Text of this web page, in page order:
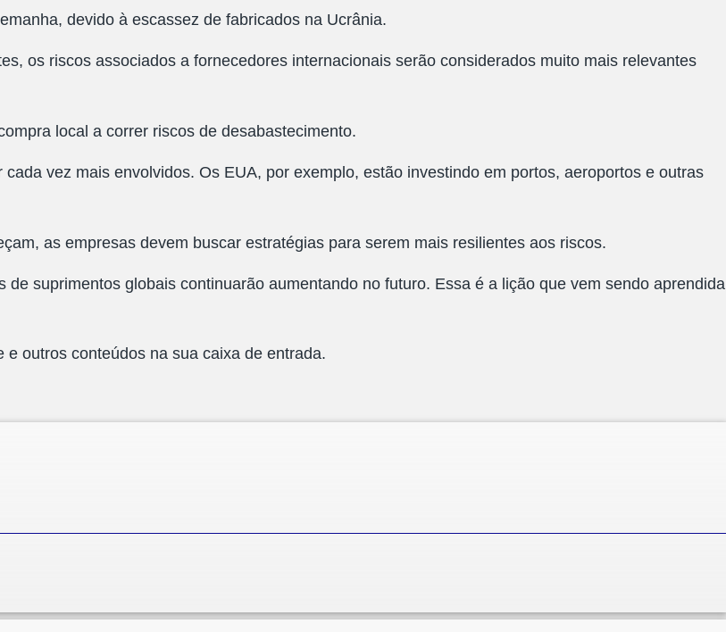
devido à escassez de fabricados na Ucrânia.
os riscos associados a fornecedores internacionais serão considerados muito mais relevantes
local a correr riscos de desabastecimento.
vez mais envolvidos. Os EUA, por exemplo, estão investindo em portos, aeroportos e outras
as empresas devem buscar estratégias para serem mais resilientes aos riscos.
suprimentos globais continuarão aumentando no futuro. Essa é a lição que vem sendo aprendida
outros conteúdos na sua caixa de entrada.